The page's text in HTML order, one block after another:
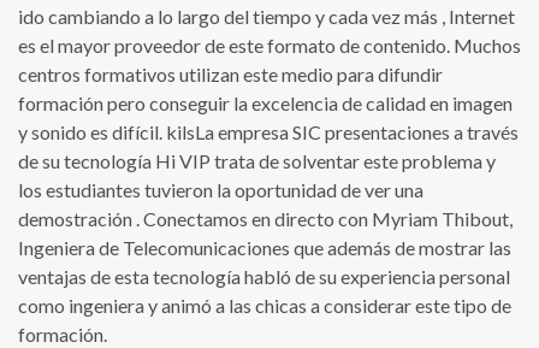
ido cambiando a lo largo del tiempo y cada vez más , Internet
es el mayor proveedor de este formato de contenido. Muchos
centros formativos utilizan este medio para difundir
formación pero conseguir la excelencia de calidad en imagen
y sonido es difícil. kilsLa empresa SIC presentaciones a través
de su tecnología Hi VIP trata de solventar este problema y
los estudiantes tuvieron la oportunidad de ver una
demostración . Conectamos en directo con Myriam Thibout,
Ingeniera de Telecomunicaciones que además de mostrar las
ventajas de esta tecnología habló de su experiencia personal
como ingeniera y animó a las chicas a considerar este tipo de
formación.